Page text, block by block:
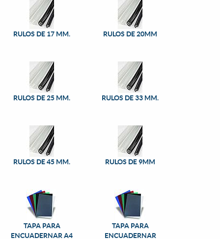
RULOS DE 17 MM. RULOS DE 20MM
RULOS DE 25 MM. RULOS DE 33 MM.
RULOS DE 45 MM. RULOS DE 9MM
TAPA PARA
ENCUADERNAR A4
TAPA PARA
ENCUADERNAR